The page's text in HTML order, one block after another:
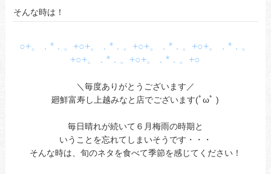
そんな時は！
○+。．*．。+○+。．*．。+○+。．*．。+○+。．*．。
+○+。．*．。+○+。．*．。+○
＼毎度ありがとうございます／
廻鮮富寿し上越みなと店でございます(ﾟωﾟ )
毎日晴れが続いて６月梅雨の時期と
いうことを忘れてしまいそうです・・・
そんな時は、旬のネタを食べて季節を感じてください！